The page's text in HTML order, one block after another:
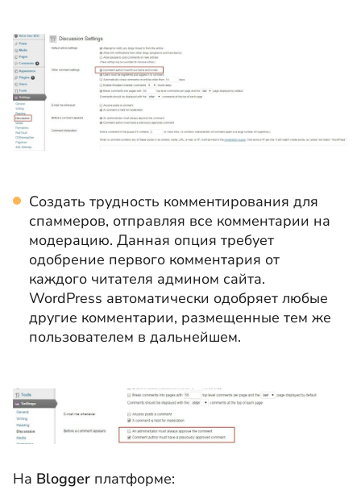
Создать трудность комментирования для
спаммеров, отправляя все комментарии на
модерацию. Данная опция требует
одобрение первого комментария от
каждого читателя админом сайта.
WordPress автоматически одобряет любые
другие комментарии, размещенные тем же
пользователем в дальнейшем.
На Blogger платформе: